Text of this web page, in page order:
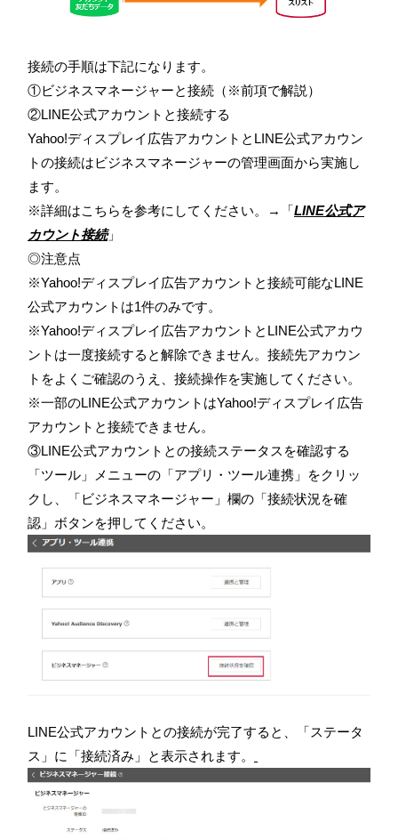
接続の手順は下記になります。
①ビジネスマネージャーと接続（※前項で解説）
②LINE公式アカウントと接続する
Yahoo!ディスプレイ広告アカウントとLINE公式アカウン
トの接続はビジネスマネージャーの管理画面から実施し
ます。
※詳細はこちらを参考にしてください。→「LINE公式ア
カウント接続」
◎注意点
※Yahoo!ディスプレイ広告アカウントと接続可能なLINE
公式アカウントは1件のみです。
※Yahoo!ディスプレイ広告アカウントとLINE公式アカウ
ントは一度接続すると解除できません。接続先アカウン
トをよくご確認のうえ、接続操作を実施してください。
※一部のLINE公式アカウントはYahoo!ディスプレイ広告
アカウントと接続できません。
③LINE公式アカウントとの接続ステータスを確認する
「ツール」メニューの「アプリ・ツール連携」をクリッ
クし、「ビジネスマネージャー」欄の「接続状況を確
認」ボタンを押してください。
LINE公式アカウントとの接続が完了すると、「ステータ
ス」に「接続済み」と表示されます。